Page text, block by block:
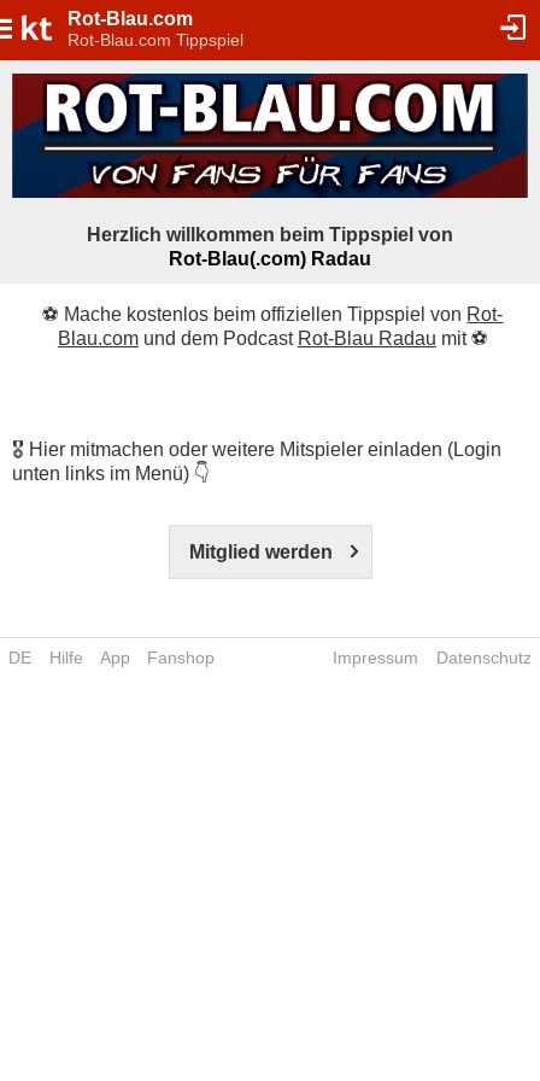
Rot-Blau.com
Rot-Blau.com Tippspiel
Herzlich willkommen beim Tippspiel von
Rot-Blau(.com) Radau
⚽ Mache kostenlos beim offiziellen Tippspiel von Rot-
Blau.comund dem Podcast Rot-Blau Radau mit ⚽
🎖️ Hier mitmachen oder weitere Mitspieler einladen (Login
unten links im Menü) 👇
Mitglied werden
DE Hilfe App Fanshop Impressum Datenschutz